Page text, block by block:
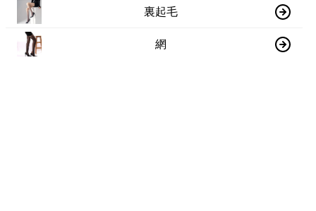
裏起毛
網